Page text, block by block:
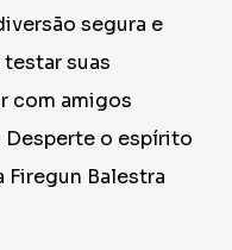
segura e
suas
com amigos
Desperte o espírito
Firegun Balestra